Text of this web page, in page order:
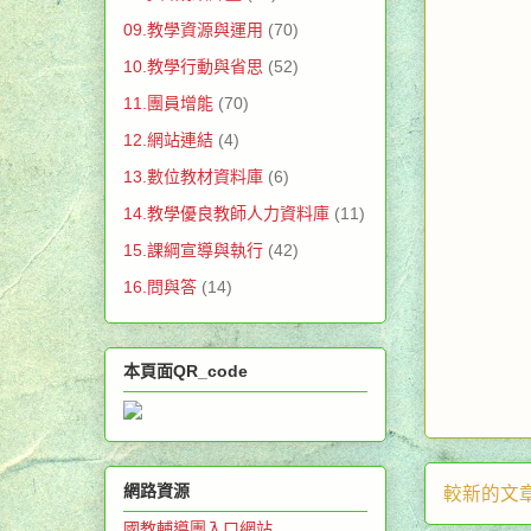
較新的文
09.教學資源與運用 (70)
10.教學行動與省思 (52)
11.團員增能 (70)
12.網站連結 (4)
13.數位教材資料庫 (6)
14.教學優良教師人力資料庫 (11)
15.課綱宣導與執行 (42)
16.問與答 (14)
本頁面QR_code
網路資源